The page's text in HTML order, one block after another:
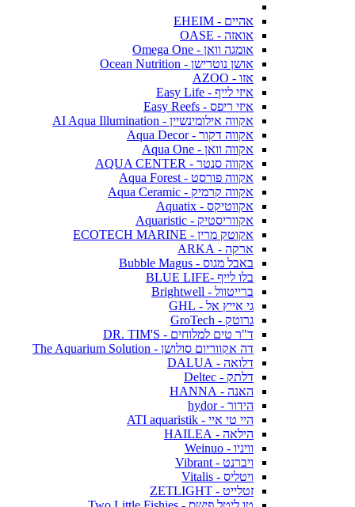
אהיים - EHEIM
אואזה - OASE
אומגה וואן - Omega One
אושן נוטרישן - Ocean Nutrition
אזו - AZOO
איזי לייף - Easy Life
איזי ריפס - Easy Reefs
אקווה אילומינשיין - AI Aqua Illumination
אקווה דקור - Aqua Decor
אקווה וואן - Aqua One
אקווה סנטר - AQUA CENTER
אקווה פורסט - Aqua Forest
אקווה קרמיק - Aqua Ceramic
אקווטיקס - Aquatix
אקווריסטיק - Aquaristic
אקוטק מרין - ECOTECH MARINE
ארקה - ARKA
באבל מגוס - Bubble Magus
בלו לייף -BLUE LIFE
ברייטוול - Brightwell
גי אייץ אל - GHL
גרוטק - GroTech
ד"ר טים למלוחים - DR. TIM'S
דה אקווריום סולושן - The Aquarium Solution
דלואה - DALUA
דלתק - Deltec
האנה - HANNA
הידור - hydor
היי טי איי - ATI aquaristik
הילאה - HAILEA
וויניו - Weinuo
ויברנט - Vibrant
ויטליס - Vitalis
זטלייט - ZETLIGHT